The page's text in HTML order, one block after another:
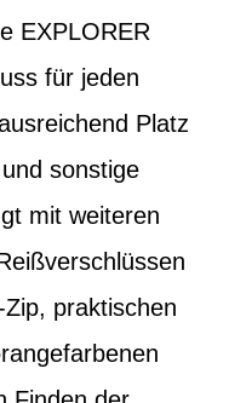
EXPLORER
für jeden
Platz
sonstige
mit weiteren
praktischen